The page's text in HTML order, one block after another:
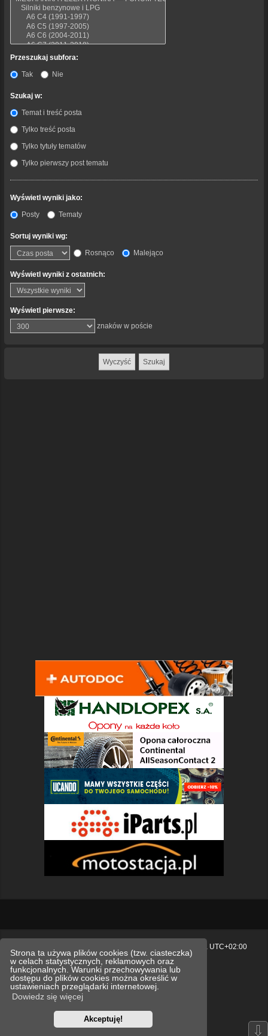
Strona ta używa plików cookies (tzw. ciasteczka)
w celach statystycznych, reklamowych oraz
funkcjonalnych. Warunki przechowywania lub
dostępu do plików cookies można określić w
ustawieniach przeglądarki internetowej.
Dowiedz się więcej
Akceptuję!
Przeszukaj subfora:
Tak
Nie
Szukaj w:
Temat i treść posta
Tylko treść posta
Tylko tytuły tematów
Tylko pierwszy post tematu
Wyświetl wyniki jako:
Posty
Tematy
Sortuj wyniki wg:
Rosnąco
Malejąco
Wyświetl wyniki z ostatnich:
Wyświetl pierwsze:
znaków w poście
Strefa czasowa UTC+02:00
Polityka prywatności.
Technologię dostarczaphpBB® Forum Software © phpBB Limited
Polski pakiet językowy dostarczaphpBB.pl
we_universal created by INVENTEA & v12mike
phpBB SEO ⇩